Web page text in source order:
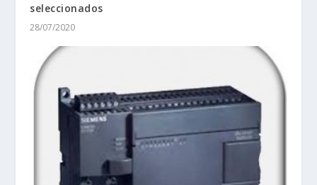
seleccionados
28/07/2020